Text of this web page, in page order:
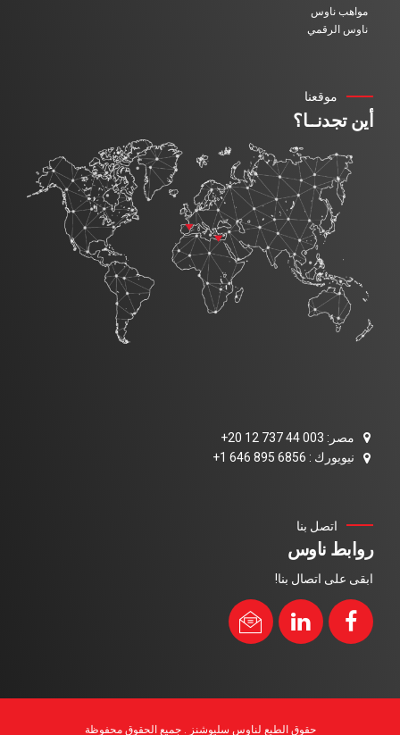
مواهب ناوس
ناوس الرقمي
موقعنا
أين تجدنــا؟
مصر: 003 44 737 12 20+
نيويورك : 6856 895 646 1+
اتصل بنا
روابط ناوس
ابقى على اتصال بنا!
حقوق الطبع لناوس سليوشنز . جميع الحقوق محفوظة